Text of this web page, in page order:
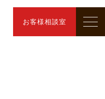
お客様相談室